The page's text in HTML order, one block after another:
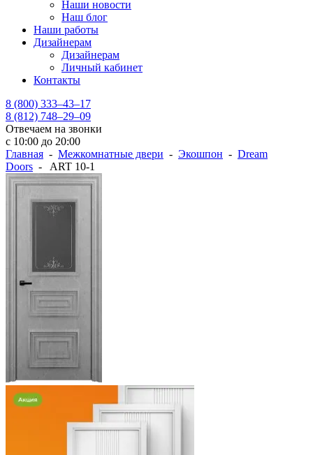
Наши новости
Наш блог
Наши работы
Дизайнерам
Дизайнерам
Личный кабинет
Контакты
8 (800) 333–43–17
8 (812) 748–29–09
Отвечаем на звонки
с 10:00 до 20:00
Главная - Межкомнатные двери - Экошпон - Dream
Doors - ART 10-1